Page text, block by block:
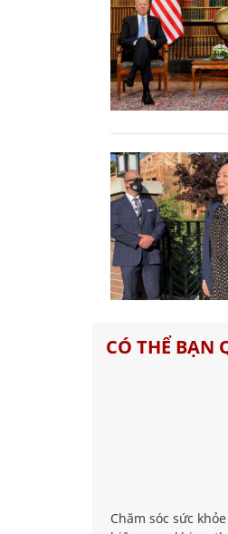
CÓ THỂ BẠN
Chăm sóc sức